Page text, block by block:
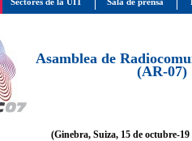
Asamblea de
(AR-07)
(Ginebra, Suiza, 15 de octubre-19
Sectores de la UIT Sala de prensa